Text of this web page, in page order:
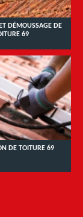
DÉMOUSSAGE DE
69
DE TOITURE 69